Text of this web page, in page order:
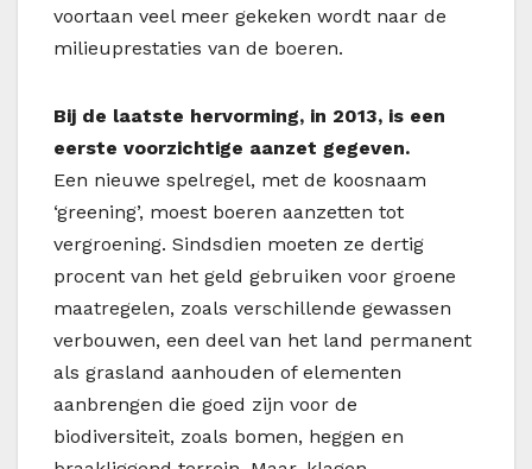
voortaan veel meer gekeken wordt naar de
milieuprestaties van de boeren.
Bij de laatste hervorming, in 2013, is een
eerste voorzichtige aanzet gegeven.
Een nieuwe spelregel, met de koosnaam
‘greening’, moest boeren aanzetten tot
vergroening. Sindsdien moeten ze dertig
procent van het geld gebruiken voor groene
maatregelen, zoals verschillende gewassen
verbouwen, een deel van het land permanent
als grasland aanhouden of elementen
aanbrengen die goed zijn voor de
biodiversiteit, zoals bomen, heggen en